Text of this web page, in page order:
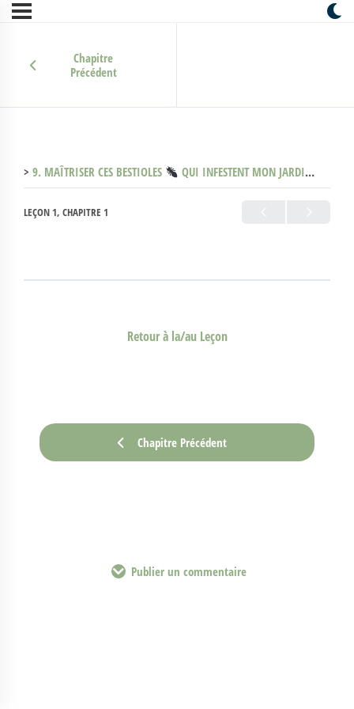
Chapitre
Précédent
9. MAÎTRISER CES BESTIOLES QUI INFESTENT MON JARDIN (Les peurs) (Clone)
LEÇON 1, CHAPITRE 1
Chapitre Précédent
Retour à la/au Leçon
Publier un commentaire